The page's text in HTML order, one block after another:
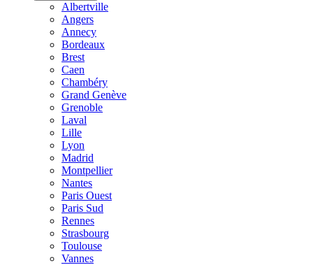
Albertville
Angers
Annecy
Bordeaux
Brest
Caen
Chambéry
Grand Genève
Grenoble
Laval
Lille
Lyon
Madrid
Montpellier
Nantes
Paris Ouest
Paris Sud
Rennes
Strasbourg
Toulouse
Vannes